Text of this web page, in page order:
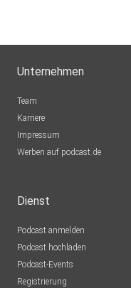
Unternehmen
Team
Karriere
Impressum
Werben auf podcast.de
Dienst
Podcast anmelden
Podcast hochladen
Podcast-Events
Registrierung